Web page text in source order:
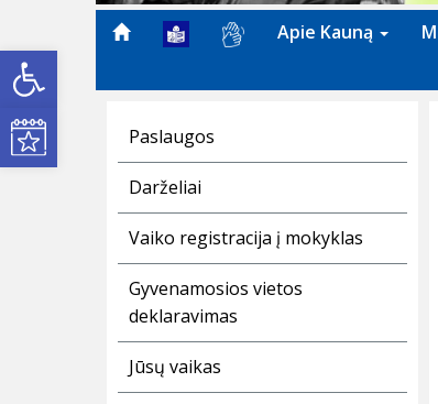
Open toolbar
Kultūros renginiai
Apie Kauną
Paslaugos
Darželiai
Vaiko registracija į mokyklas
Gyvenamosios vietos
deklaravimas
Jūsų vaikas